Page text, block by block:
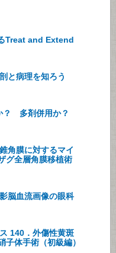
Treat and Extend
と病理を知ろう
？ 多剤併用か？
角膜に対するマイ
グ全層角膜移植術
脳血流画像の眼科
140．外傷性黄斑
子体手術（初級編）